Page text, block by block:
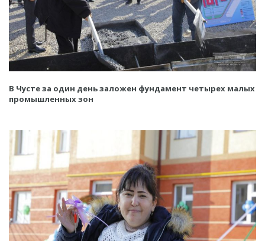
В Чусте за один день заложен фундамент четырех малых
промышленных зон